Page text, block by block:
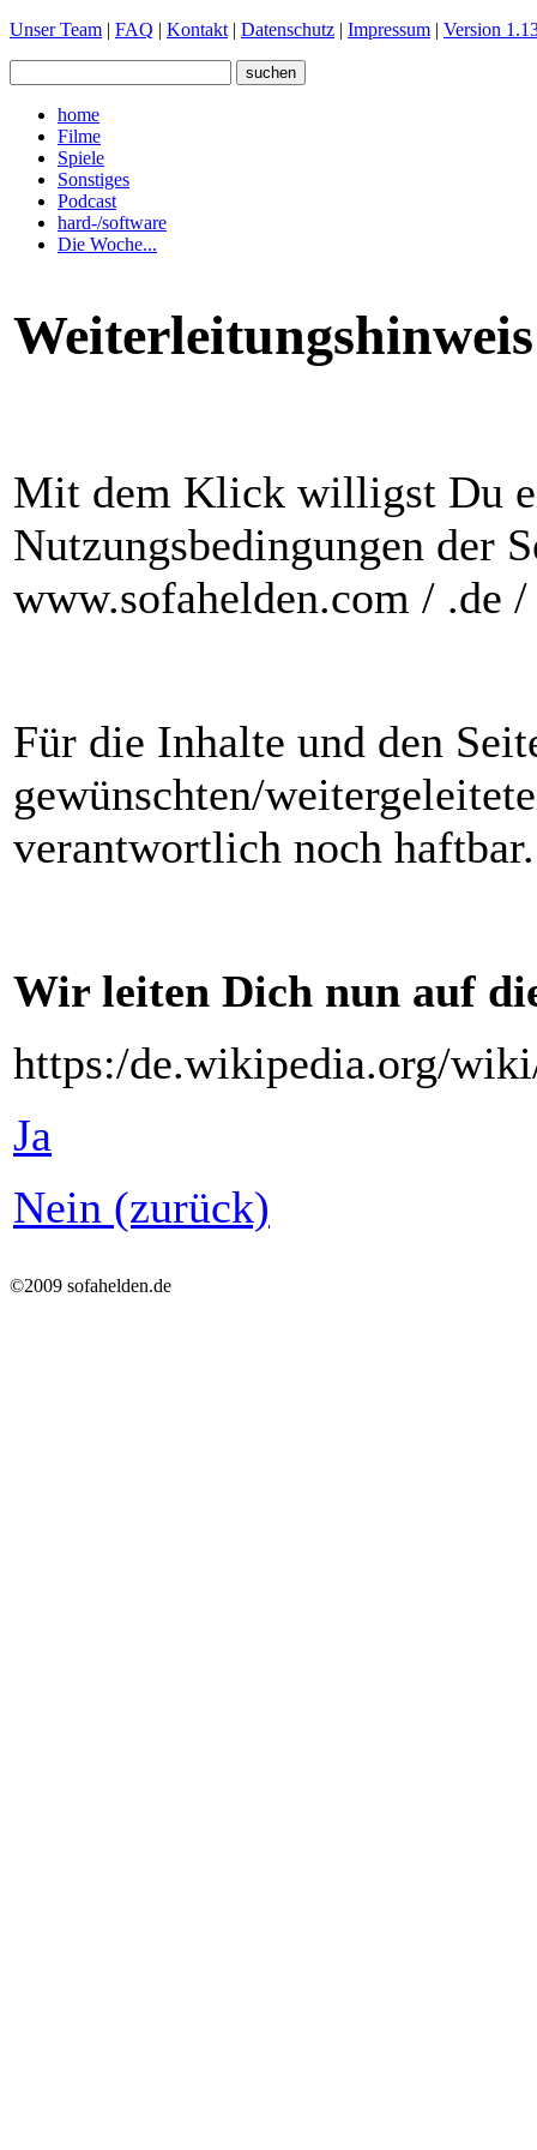
Unser Team | FAQ | Kontakt | Datenschutz | Impressum | Version
home
Filme
Spiele
Sonstiges
Podcast
hard-/software
Die Woche...
Weiterleitungshinweis
Mit dem Klick willigst Du
Nutzungsbedingungen der
www.sofahelden.com / .de
Für die Inhalte und den
gewünschten/
verantwortlich noch haftbar.
Wir leiten Dich nun auf
https:/de.wikipedia.org/
Ja
Nein (zurück)
©2009 sofahelden.de